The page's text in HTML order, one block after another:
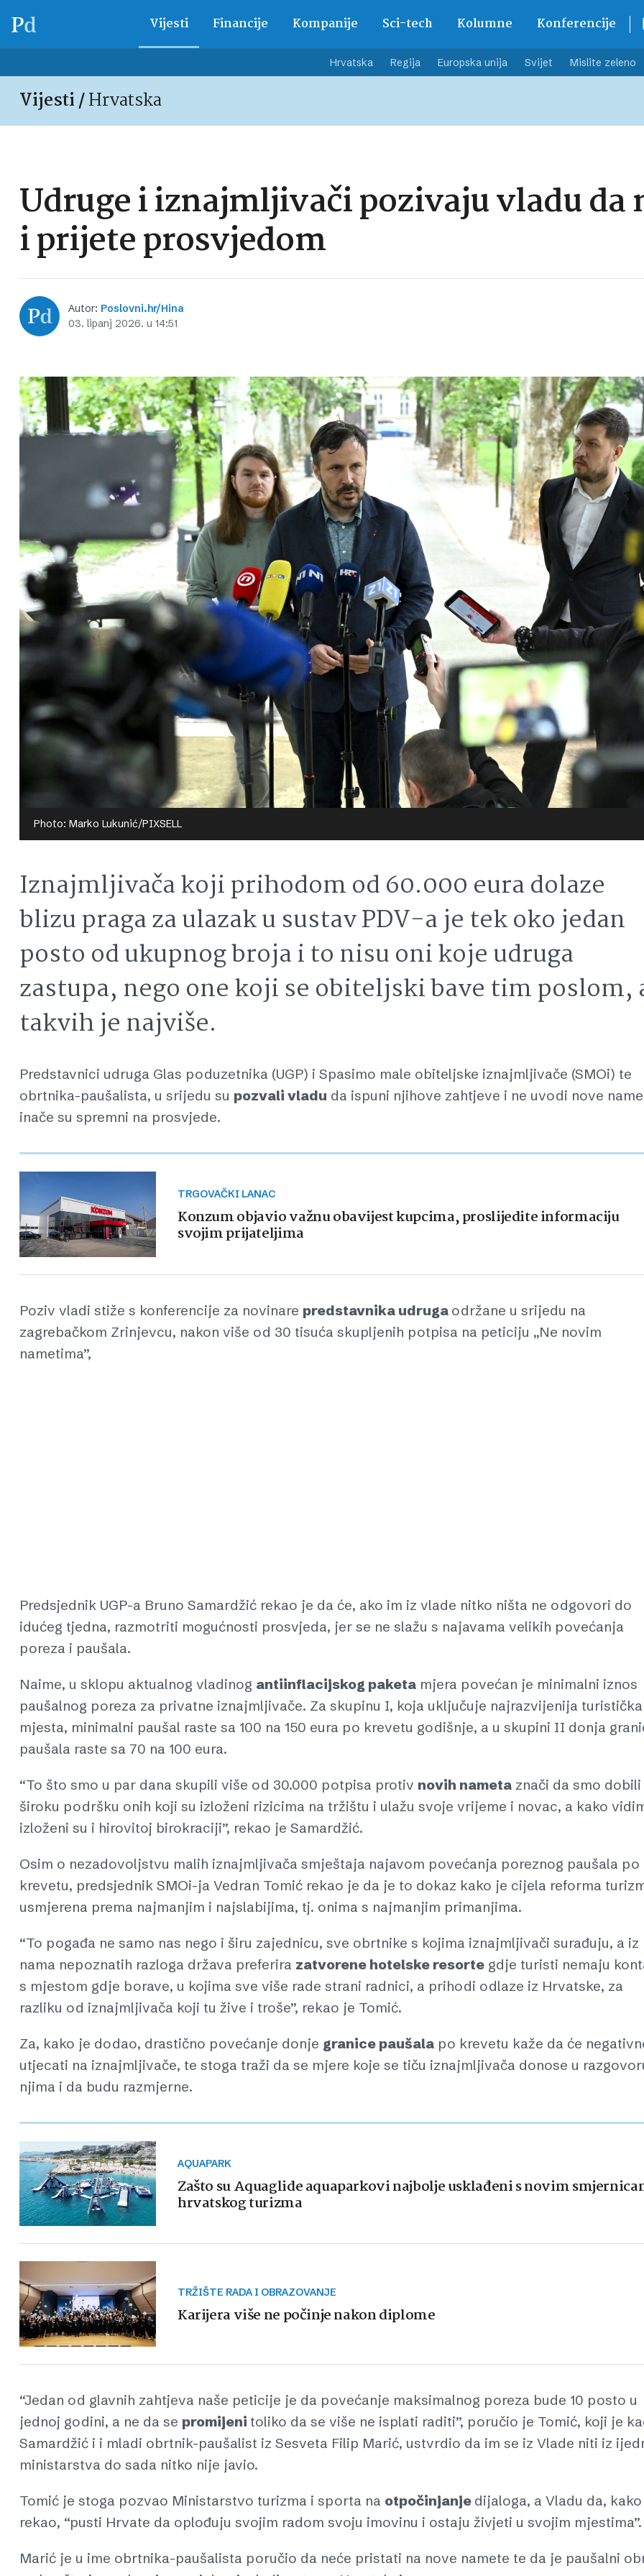
Vijesti Financije Kompanije Sci-tech Kolumne Konferencije
Hrvatska Regija Europska unija Svijet Mislite zeleno
Vijesti /Hrvatska
Udruge i iznajmljivači pozivaju vladu da
i prijete prosvjedom
Autor: Poslovni.hr/Hina
03. lipanj 2026. u 14:51
Photo: Marko Lukunić/PIXSELL
Iznajmljivača koji prihodom od 60.000 eura dolaze
blizu praga za ulazak u sustav PDV-a je tek oko jedan
posto od ukupnog broja i to nisu oni koje udruga
zastupa, nego one koji se obiteljski bave tim poslom,
takvih je najviše.
Predstavnici udruga Glas poduzetnika (UGP) i Spasimo male obiteljske iznajmljivače (SMOi) te
obrtnika-paušalista, u srijedu su pozvali vladu da ispuni njihove zahtjeve i ne uvodi nove
inače su spremni na prosvjede.
TRGOVAČKI LANAC
Konzum objavio važnu obavijest kupcima, proslijedite informaciju
svojim prijateljima
Poziv vladi stiže s konferencije za novinare predstavnika udruga održane u srijedu na
zagrebačkom Zrinjevcu, nakon više od 30 tisuća skupljenih potpisa na peticiju „Ne novim
nametima”,
Predsjednik UGP-a Bruno Samardžić rekao je da će, ako im iz vlade nitko ništa ne odgovori do
idućeg tjedna, razmotriti mogućnosti prosvjeda, jer se ne slažu s najavama velikih povećanja
poreza i paušala.
Naime, u sklopu aktualnog vladinog antiinflacijskog paketa mjera povećan je minimalni iznos
paušalnog poreza za privatne iznajmljivače. Za skupinu I, koja uključuje najrazvijenija turistička
mjesta, minimalni paušal raste sa 100 na 150 eura po krevetu godišnje, a u skupini II donja
paušala raste sa 70 na 100 eura.
“To što smo u par dana skupili više od 30.000 potpisa protiv novih nameta znači da smo dobili
široku podršku onih koji su izloženi rizicima na tržištu i ulažu svoje vrijeme i novac, a kako
izloženi su i hirovitoj birokraciji”, rekao je Samardžić.
Osim o nezadovoljstvu malih iznajmljivača smještaja najavom povećanja poreznog paušala po
krevetu, predsjednik SMOi-ja Vedran Tomić rekao je da je to dokaz kako je cijela reforma
usmjerena prema najmanjim i najslabijima, tj. onima s najmanjim primanjima.
“To pogađa ne samo nas nego i širu zajednicu, sve obrtnike s kojima iznajmljivači surađuju, a iz
nama nepoznatih razloga država preferira zatvorene hotelske resorte gdje turisti nemaju
s mjestom gdje borave, u kojima sve više rade strani radnici, a prihodi odlaze iz Hrvatske, za
razliku od iznajmljivača koji tu žive i troše”, rekao je Tomić.
Za, kako je dodao, drastično povećanje donje granice paušala po krevetu kaže da će
utjecati na iznajmljivače, te stoga traži da se mjere koje se tiču iznajmljivača donose u
njima i da budu razmjerne.
AQUAPARK
Zašto su Aquaglide aquaparkovi najbolje usklađeni s novim
hrvatskog turizma
TRŽIŠTE RADA I OBRAZOVANJE
Karijera više ne počinje nakon diplome
“Jedan od glavnih zahtjeva naše peticije je da povećanje maksimalnog poreza bude 10 posto u
jednoj godini, a ne da se promijeni toliko da se više ne isplati raditi”, poručio je Tomić, koji je
Samardžić i i mladi obrtnik-paušalist iz Sesveta Filip Marić, ustvrdio da im se iz Vlade niti iz
ministarstva do sada nitko nije javio.
Tomić je stoga pozvao Ministarstvo turizma i sporta na otpočinjanje dijaloga, a Vladu da,
rekao, “pusti Hrvate da oplođuju svojim radom svoju imovinu i ostaju živjeti u svojim mjestima”.
Marić je u ime obrtnika-paušalista poručio da neće pristati na nove namete te da je paušalni